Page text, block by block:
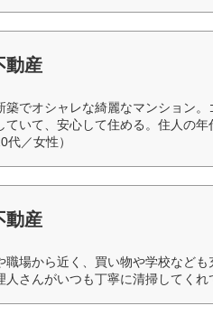
動産
築でオシャレな綺麗なマンション
ていて、安心して住める。住人の
代／女性）
動産
職場から近く、買い物や学校など
人さんがいつも丁寧に清掃してくれ